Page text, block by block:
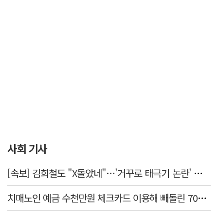
사회 기사
[속보] 김희철도 "X돌았네"…'거꾸로 태극기 논란' 인천시 현수막, 이틀 만에 철거
치매노인 예금 수천만원 체크카드 이용해 빼돌린 70대 간병인, 집행유예